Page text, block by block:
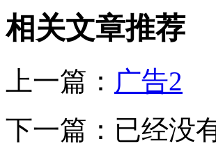
相关文章推荐
上一篇： 广告2
下一篇：已经没